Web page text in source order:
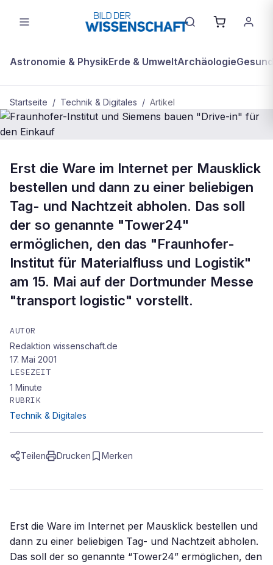
Astronomie & PhysikErde & UmweltArchäologie
Startseite / Technik & Digitales / Artikel
Fraunhofer-Institut und Siemens
bauen "Drive-in" für den Einkauf
Erst die Ware im Internet per Mausklick
bestellen und dann zu einer beliebigen
Tag- und Nachtzeit abholen. Das soll
der so genannte "Tower24"
ermöglichen, den das "Fraunhofer-
Institut für Materialfluss und Logistik"
am 15. Mai auf der Dortmunder Messe
"transport logistic" vorstellt.
AUTOR
Redaktion wissenschaft.de
17. Mai 2001
LESEZEIT
1 Minute
RUBRIK
Technik & Digitales
Teilen Drucken Merken
Erst die Ware im Internet per Mausklick bestellen und
dann zu einer beliebigen Tag- und Nachtzeit abholen.
Das soll der so genannte “Tower24” ermöglichen, den